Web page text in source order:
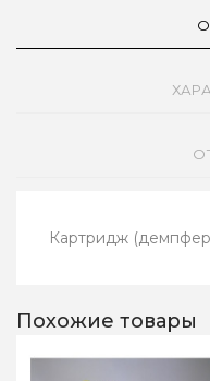
Картридж
Похожие товары